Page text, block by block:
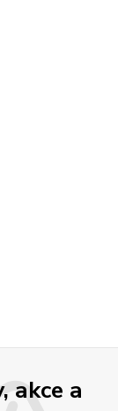
akce a